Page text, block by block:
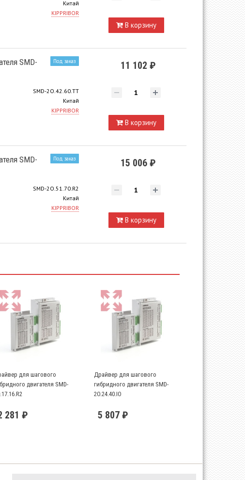
Китай
KIPPRIBOR
В корзину
Под заказ
SMD-
SMD-2O.42.60.TT
Китай
KIPPRIBOR
11 102 ₽
В корзину
Под заказ
SMD-
SMD-2O.51.70.R2
Китай
KIPPRIBOR
15 006 ₽
В корзину
для шагового
двигателя SMD-
281 ₽
Драйвер для шагового
гибридного двигателя SMD-
2O.24.40.IO
5 807 ₽